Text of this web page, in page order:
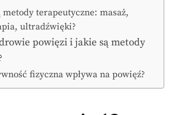
metody terapeutyczne: masaż,
ultradźwięki?
powięzi i jakie są metody
fizyczna wpływa na powięź?